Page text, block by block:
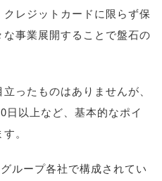
レジットカードに限らず保
事業展開することで盤石の
ったものはありませんが、
日以上など、基本的なポイ
。
ループ各社で構成されてい